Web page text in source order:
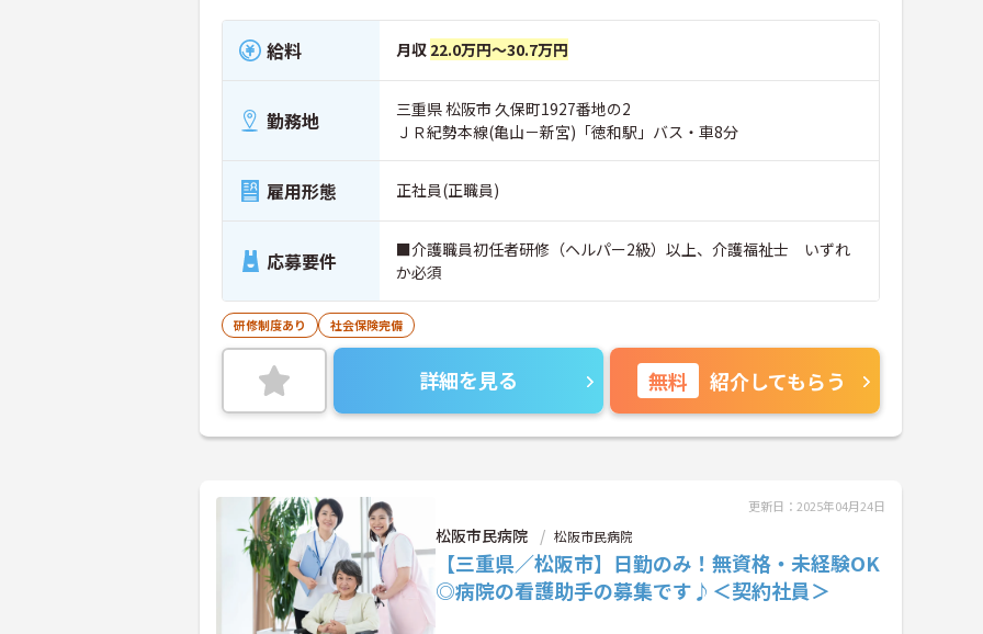
給料 月収 22.0万円～30.7万円
勤務地
三重県 松阪市 久保町1927番地の2
ＪＲ紀勢本線(亀山－新宮)「徳和駅」バス・車8分
雇用形態 正社員(正職員)
応募要件
■介護職員初任者研修（ヘルパー2級）以上、介護福祉士 いずれ
か必須
研修制度あり 社会保険完備
詳細を見る 無料 紹介してもらう
更新日：2025年04月24日
松阪市民病院 松阪市民病院
【三重県／松阪市】日勤のみ！無資格・未経験OK
◎病院の看護助手の募集です♪＜契約社員＞